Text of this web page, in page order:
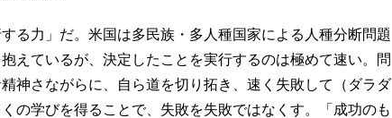
る力」だ。米国は多民族・多人種国家による人種分断問題
えているが、決定したことを実行するのは極めて速い。問
神さながらに、自ら道を切り拓き、速く失敗して（ダラダ
の学びを得ることで、失敗を失敗ではなくす。「成功のも